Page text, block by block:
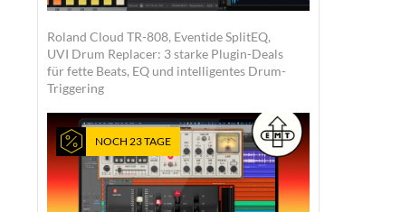
Roland Cloud TR-808, Eventide SplitEQ,
UVI Drum Replacer: 3 starke Plugin-Deals
für fette Beats, EQ und intelligentes Drum-
Triggering
NOCH 23 TAGE